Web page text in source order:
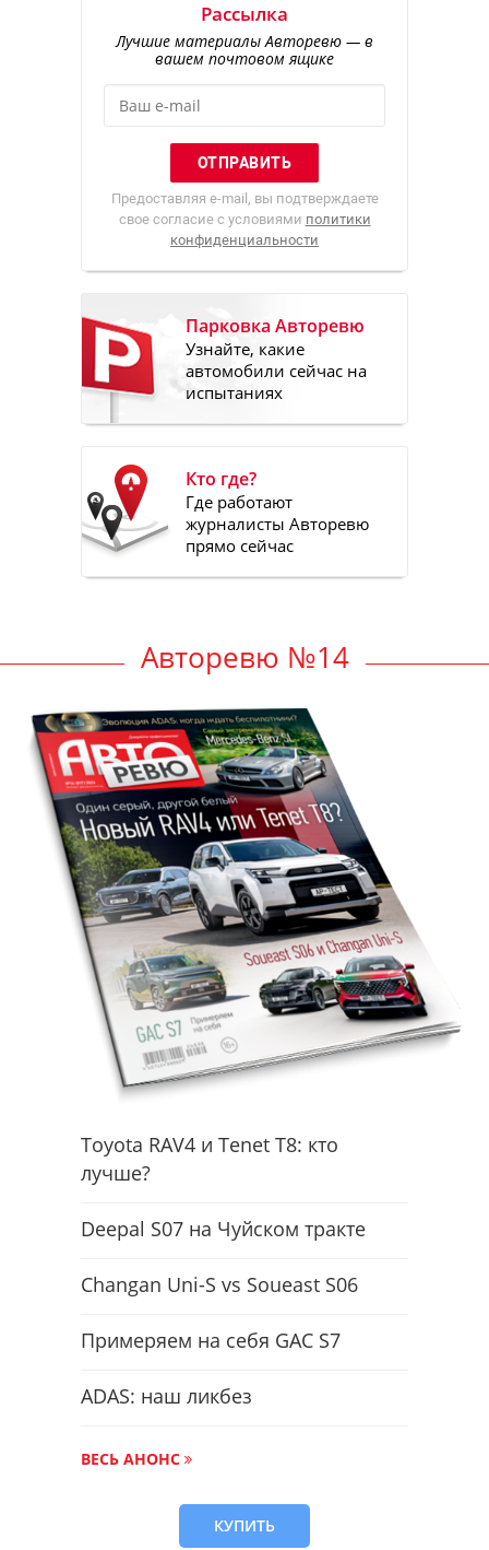
Рассылка
Лучшие материалы Авторевю — в
вашем почтовом ящике
Предоставляя e-mail, вы подтверждаете
свое согласие с условиями политики
конфиденциальности
Парковка Авторевю
Узнайте, какие
автомобили сейчас на
испытаниях
Кто где?
Где работают
журналисты Авторевю
прямо сейчас
Авторевю №14
Toyota RAV4 и Tenet T8: кто
лучше?
Deepal S07 на Чуйском тракте
Changan Uni-S vs Soueast S06
Примеряем на себя GAC S7
ADAS: наш ликбез
ВЕСЬ АНОНС
КУПИТЬ